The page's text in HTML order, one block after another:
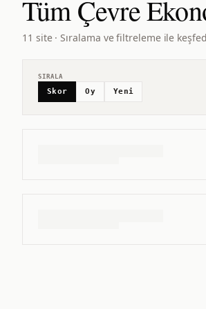
TümÇevre
11 site · Sıralama ve filtreleme ile
SIRALA
Skor Oy Yeni